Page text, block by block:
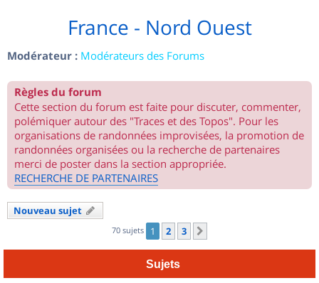
France - Nord Ouest
Modérateur : Modérateurs des Forums
Règles du forum
Cette section du forum est faite pour discuter, commenter,
polémiquer autour des "Traces et des Topos". Pour les
organisations de randonnées improvisées, la promotion de
randonnées organisées ou la recherche de partenaires
merci de poster dans la section appropriée.
RECHERCHE DE PARTENAIRES
Nouveau sujet
70 sujets 1 2 3
Sujets